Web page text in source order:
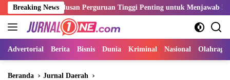
Langsung
ke
konten
Breaking News
Lulusan Perguruan Tinggi Penting untuk Menjawab Kebutuhan
Advertorial Berita Bisnis Dunia Kriminal Nasional Olahraga
Beranda Jurnal Daerah